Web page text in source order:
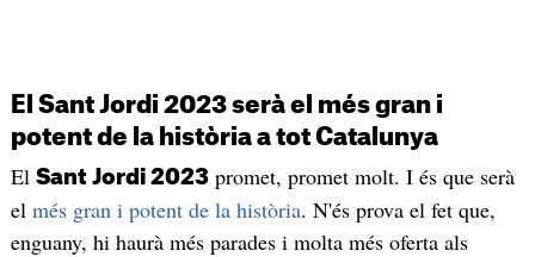
El Sant Jordi 2023 serà el més gran i
potent de la història a tot Catalunya
El Sant Jordi 2023promet, promet molt. I és que serà
el més gran i potent de la història. N'és prova el fet que,
enguany, hi haurà més parades i molta més oferta als